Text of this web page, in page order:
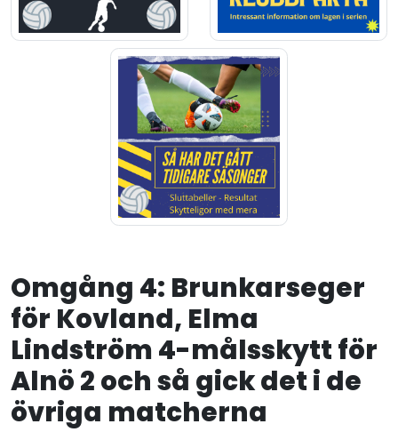
Omgång 4: Brunkarseger
för Kovland, Elma
Lindström 4-målsskytt för
Alnö 2 och så gick det i de
övriga matcherna